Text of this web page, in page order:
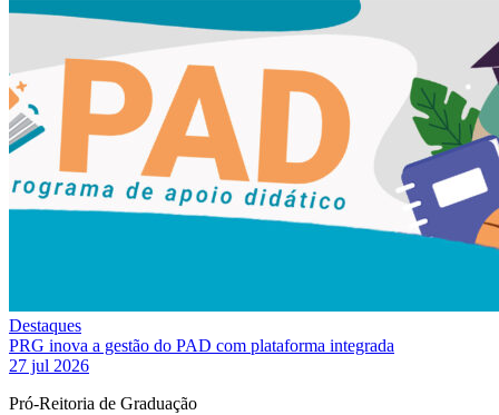
Destaques
PRG inova a gestão do PAD com plataforma integrada
27 jul 2026
Pró-Reitoria de Graduação